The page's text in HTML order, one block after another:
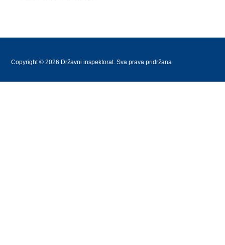
Copyright © 2026 Državni inspektorat. Sva prava pridržana